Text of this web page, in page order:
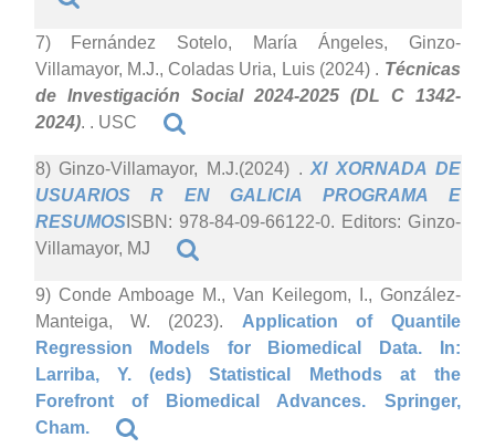
7) Fernández Sotelo, María Ángeles, Ginzo-
Villamayor, M.J., Coladas Uria, Luis (2024) . Técnicas
de Investigación Social 2024-2025 (DL C 1342-
2024). . USC
8) Ginzo-Villamayor, M.J.(2024) .XI XORNADA DE
USUARIOS R EN GALICIA PROGRAMA E
RESUMOSISBN: 978-84-09-66122-0. Editors: Ginzo-
Villamayor, MJ
9) Conde Amboage M., Van Keilegom, I., González-
Manteiga, W. (2023). Application of Quantile
Regression Models for Biomedical Data. In:
Larriba, Y. (eds) Statistical Methods at the
Forefront of Biomedical Advances. Springer,
Cham.